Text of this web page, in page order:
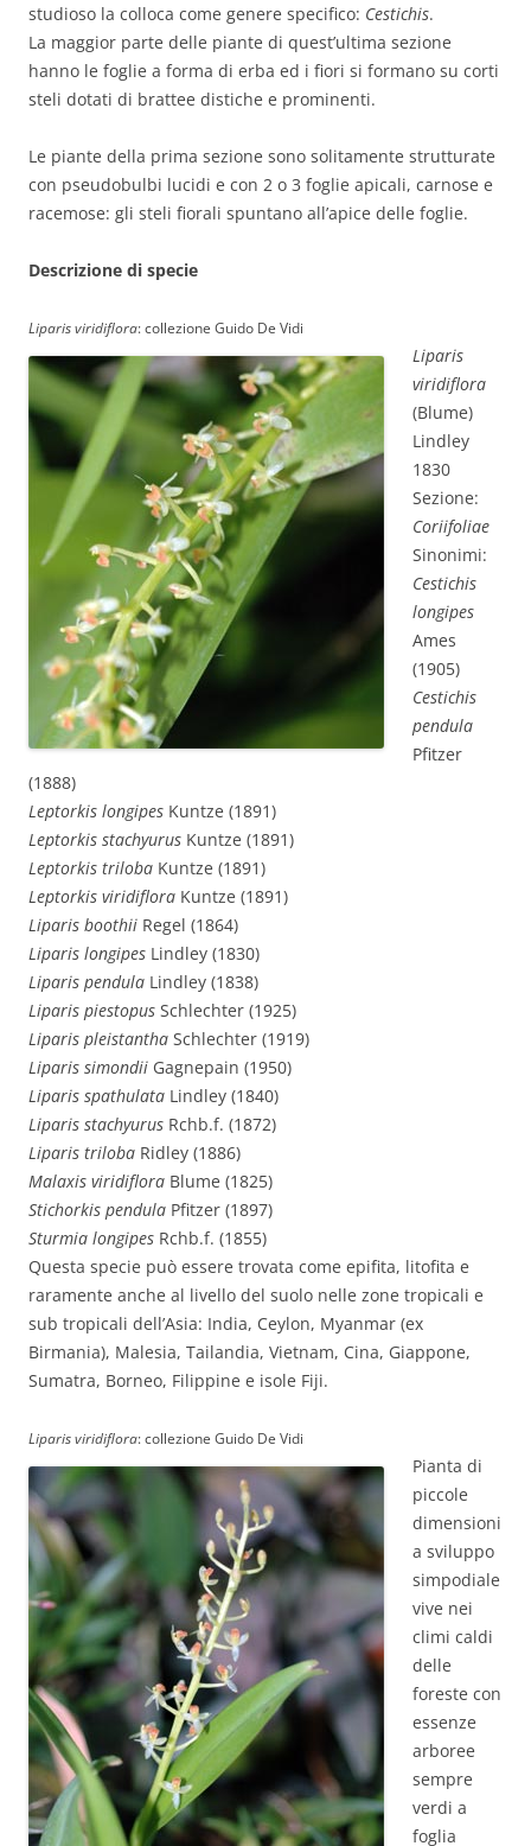
studioso la colloca come genere specifico: Cestichis.
La maggior parte delle piante di quest’ultima sezione
hanno le foglie a forma di erba ed i fiori si formano su corti
steli dotati di brattee distiche e prominenti.
Le piante della prima sezione sono solitamente strutturate
con pseudobulbi lucidi e con 2 o 3 foglie apicali, carnose e
racemose: gli steli fiorali spuntano all’apice delle foglie.
Descrizione di specie
Liparis viridiflora: collezione Guido De Vidi
Liparis
viridiflora
(Blume)
Lindley
1830
Sezione:
Coriifoliae
Sinonimi:
Cestichis
longipes
Ames
(1905)
Cestichis
pendula
Pfitzer
(1888)
Leptorkis longipes Kuntze (1891)
Leptorkis stachyurus Kuntze (1891)
Leptorkis triloba Kuntze (1891)
Leptorkis viridiflora Kuntze (1891)
Liparis boothii Regel (1864)
Liparis longipes Lindley (1830)
Liparis pendula Lindley (1838)
Liparis piestopus Schlechter (1925)
Liparis pleistantha Schlechter (1919)
Liparis simondii Gagnepain (1950)
Liparis spathulata Lindley (1840)
Liparis stachyurus Rchb.f. (1872)
Liparis triloba Ridley (1886)
Malaxis viridiflora Blume (1825)
Stichorkis pendula Pfitzer (1897)
Sturmia longipes Rchb.f. (1855)
Questa specie può essere trovata come epifita, litofita e
raramente anche al livello del suolo nelle zone tropicali e
sub tropicali dell’Asia: India, Ceylon, Myanmar (ex
Birmania), Malesia, Tailandia, Vietnam, Cina, Giappone,
Sumatra, Borneo, Filippine e isole Fiji.
Liparis viridiflora: collezione Guido De Vidi
Pianta di
piccole
dimensioni
a sviluppo
simpodiale
vive nei
climi caldi
delle
foreste con
essenze
arboree
sempre
verdi a
foglia